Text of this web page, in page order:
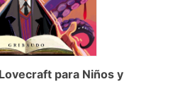
para Niños y